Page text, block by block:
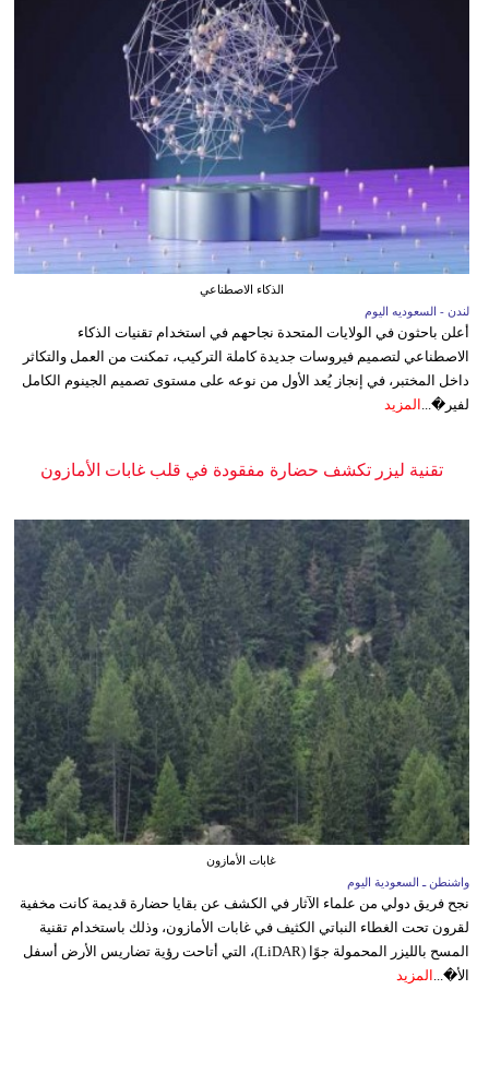
الذكاء الاصطناعي
لندن - السعوديه اليوم
أعلن باحثون في الولايات المتحدة نجاحهم في استخدام تقنيات الذكاء
الاصطناعي لتصميم فيروسات جديدة كاملة التركيب، تمكنت من العمل والتكاثر
داخل المختبر، في إنجاز يُعد الأول من نوعه على مستوى تصميم الجينوم الكامل
لفير�...
المزيد
تقنية ليزر تكشف حضارة مفقودة في قلب غابات الأمازون
غابات الأمازون
واشنطن ـ السعودية اليوم
نجح فريق دولي من علماء الآثار في الكشف عن بقايا حضارة قديمة كانت مخفية
لقرون تحت الغطاء النباتي الكثيف في غابات الأمازون، وذلك باستخدام تقنية
المسح بالليزر المحمولة جوًا (LiDAR)، التي أتاحت رؤية تضاريس الأرض أسفل
الأ�... المزيد